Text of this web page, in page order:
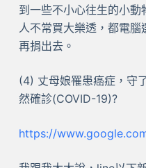
到一些不小心往生的小
人不常買大樂透，都電
再捐出去。
(4) 丈母娘罹患癌症，守
然確診(COVID-19)?
https://